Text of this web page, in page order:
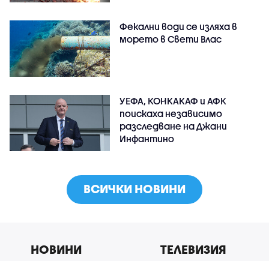
Фекални води се изляха в
морето в Свети Влас
УЕФА, КОНКАКАФ и АФК
поискаха независимо
разследване на Джани
Инфантино
ВСИЧКИ НОВИНИ
НОВИНИ ТЕЛЕВИЗИЯ